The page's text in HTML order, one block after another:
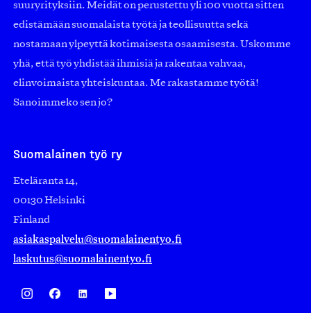
suuryrityksiin. Meidät on perustettu yli 100 vuotta sitten
edistämään suomalaista työtä ja teollisuutta sekä
nostamaan ylpeyttä kotimaisesta osaamisesta. Uskomme
yhä, että työ yhdistää ihmisiä ja rakentaa vahvaa,
elinvoimaista yhteiskuntaa. Me rakastamme työtä!
Sanoimmeko sen jo?
Suomalainen työ ry
Eteläranta 14,
00130 Helsinki
Finland
asiakaspalvelu@suomalainentyo.fi
laskutus@suomalainentyo.fi